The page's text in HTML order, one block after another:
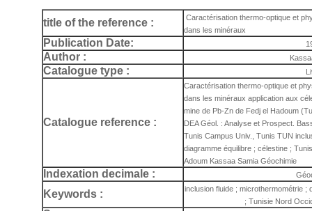
title of the reference :
Caractérisation thermo-optique et
dans les minéraux
Publication Date:
Author :
Catalogue type :
Catalogue reference :
Caractérisation thermo-optique et
dans les minéraux application aux
mine de Pb-Zn de Fedj el Hadoum
DEA Géol. : Analyse et Prospect.
Tunis Campus Univ., Tunis TUN
diagramme équilibre ; célestine ;
Adoum Kassaa Samia Géochimie
Indexation decimale :
Keywords :
inclusion fluide ; microthermométrie ;
; Tunisie Nord